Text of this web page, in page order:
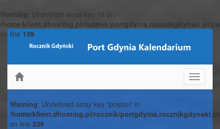
Warning
: Undefined array key 10 in
/home/klient.dhosting.pl/rocznik/portgdynia.rocznikgdynski.pl/
on line 139
Toggle
Warning: Undefined array key "poston" in
/home/klient.dhosting.pl/rocznik/
on line 236